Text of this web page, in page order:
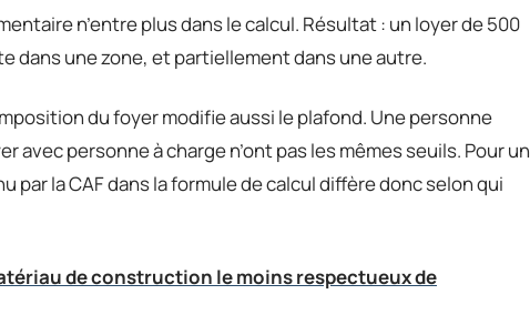
n’entre plus dans le calcul. Résultat : un loyer de 500
dans une zone, et partiellement dans une autre.
du foyer modifie aussi le plafond. Une personne
avec personne à charge n’ont pas les mêmes seuils. Pour un
par la CAF dans la formule de calcul diffère donc selon qui
de construction le moins respectueux de